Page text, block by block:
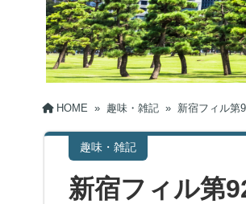
HOME » 趣味・雑記 » 新宿フィル第
趣味・雑記
新宿フィル第